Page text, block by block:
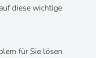
diese wichtige
für Sie lösen